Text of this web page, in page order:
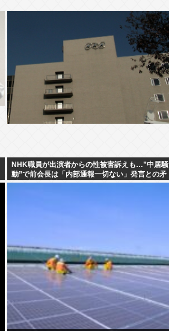
NHK職員が出演者からの性被害訴えも…”中居騒
動”で前会長は「内部通報一切ない」発言との矛
盾を広報を直撃